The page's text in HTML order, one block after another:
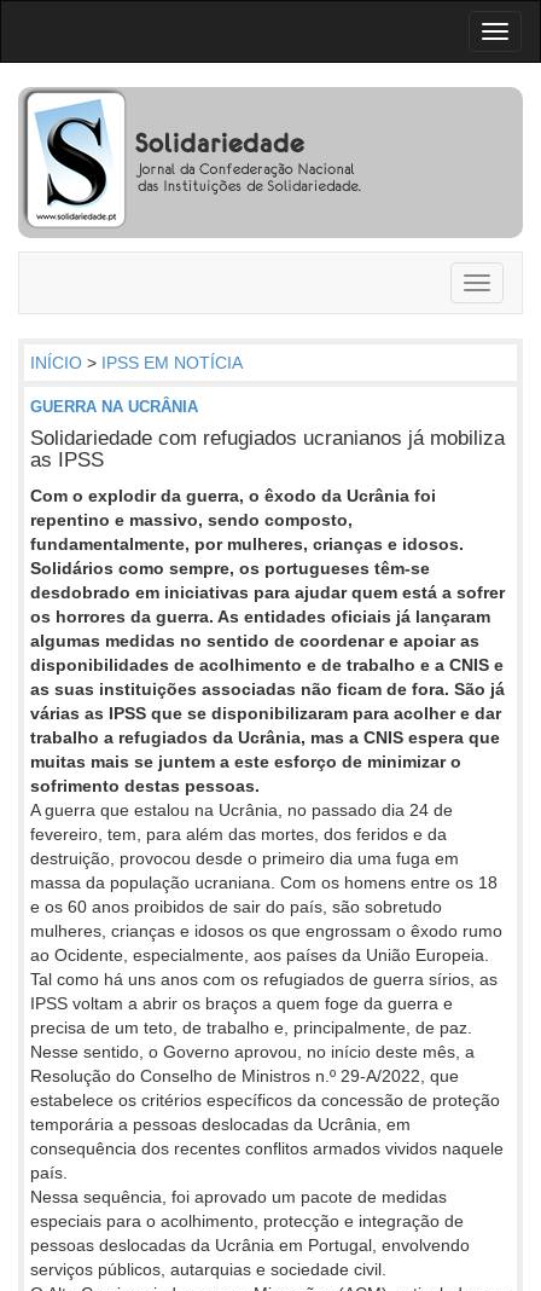
Toggle
INÍCIO > IPSS EM NOTÍCIA
GUERRA NA UCRÂNIA
Solidariedade com refugiados ucranianos já mobiliza
as IPSS
Com o explodir da guerra, o êxodo da Ucrânia foi
repentino e massivo, sendo composto,
fundamentalmente, por mulheres, crianças e idosos.
Solidários como sempre, os portugueses têm-se
desdobrado em iniciativas para ajudar quem está a sofrer
os horrores da guerra. As entidades oficiais já lançaram
algumas medidas no sentido de coordenar e apoiar as
disponibilidades de acolhimento e de trabalho e a CNIS e
as suas instituições associadas não ficam de fora. São já
várias as IPSS que se disponibilizaram para acolher e dar
trabalho a refugiados da Ucrânia, mas a CNIS espera que
muitas mais se juntem a este esforço de minimizar o
sofrimento destas pessoas.
A guerra que estalou na Ucrânia, no passado dia 24 de
fevereiro, tem, para além das mortes, dos feridos e da
destruição, provocou desde o primeiro dia uma fuga em
massa da população ucraniana. Com os homens entre os 18
e os 60 anos proibidos de sair do país, são sobretudo
mulheres, crianças e idosos os que engrossam o êxodo rumo
ao Ocidente, especialmente, aos países da União Europeia.
Tal como há uns anos com os refugiados de guerra sírios, as
IPSS voltam a abrir os braços a quem foge da guerra e
precisa de um teto, de trabalho e, principalmente, de paz.
Nesse sentido, o Governo aprovou, no início deste mês, a
Resolução do Conselho de Ministros n.º 29-A/2022, que
estabelece os critérios específicos da concessão de proteção
temporária a pessoas deslocadas da Ucrânia, em
consequência dos recentes conflitos armados vividos naquele
país.
Nessa sequência, foi aprovado um pacote de medidas
especiais para o acolhimento, protecção e integração de
pessoas deslocadas da Ucrânia em Portugal, envolvendo
serviços públicos, autarquias e sociedade civil.